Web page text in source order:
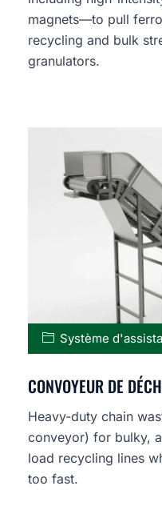
magnets—to pull
recycling and bulk
granulators.
Système
CONVOYEUR DE
Heavy-duty chain
conveyor) for bulky,
load recycling lines
too fast.